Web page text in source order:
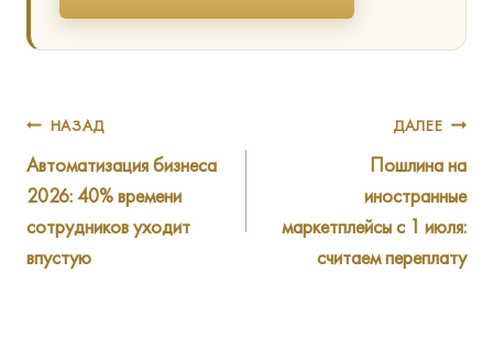
Навигация
по
записям
НАЗАД
Автоматизация бизнеса
2026: 40% времени
сотрудников уходит
впустую
ДАЛЕЕ
Пошлина на
иностранные
маркетплейсы с 1 июля:
считаем переплату